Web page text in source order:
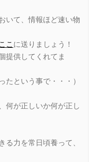
いて、情報ほど速い物
ここ に送りましょう！
供してくれてま
たという事で・・・）
何が正しいか何が正し
る力を常日頃養って、